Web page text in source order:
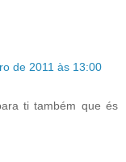
de 2011 às 13:00
ti também que és